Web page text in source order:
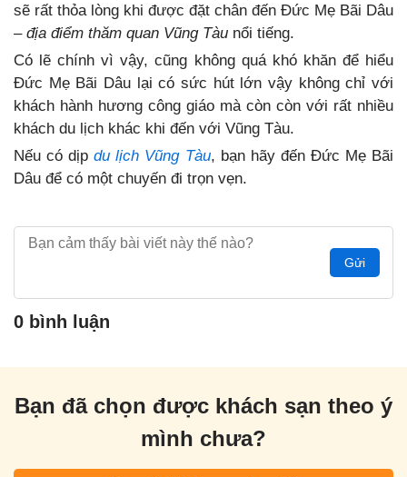
sẽ rất thỏa lòng khi được đặt chân đến Đức Mẹ Bãi Dâu
– địa điểm thăm quan Vũng Tàu nổi tiếng.
Có lẽ chính vì vậy, cũng không quá khó khăn để hiểu
Đức Mẹ Bãi Dâu lại có sức hút lớn vậy không chỉ với
khách hành hương công giáo mà còn còn với rất nhiều
khách du lịch khác khi đến với Vũng Tàu.
Nếu có dịpdu lịch Vũng Tàu, bạn hãy đến Đức Mẹ Bãi
Dâu để có một chuyến đi trọn vẹn.
Gửi
0 bình luận
Bạn đã chọn được khách sạn theo ý
mình chưa?